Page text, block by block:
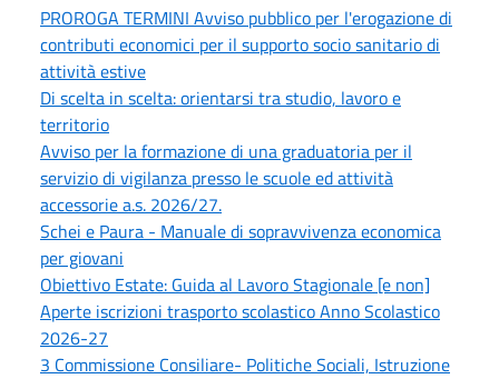
PROROGA TERMINI Avviso pubblico per l'erogazione di
contributi economici per il supporto socio sanitario di
attività estive
Di scelta in scelta: orientarsi tra studio, lavoro e
territorio
Avviso per la formazione di una graduatoria per il
servizio di vigilanza presso le scuole ed attività
accessorie a.s. 2026/27.
Schei e Paura - Manuale di sopravvivenza economica
per giovani
Obiettivo Estate: Guida al Lavoro Stagionale [e non]
Aperte iscrizioni trasporto scolastico Anno Scolastico
2026-27
3 Commissione Consiliare- Politiche Sociali, Istruzione